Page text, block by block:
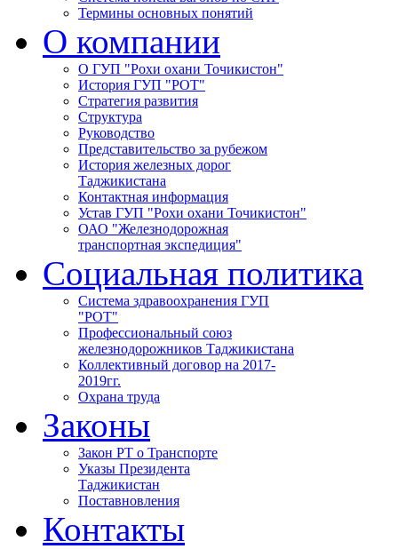
Термины основных понятий
О компании
О ГУП "Рохи охани Точикистон"
История ГУП "РОТ"
Стратегия развития
Структура
Руководство
Представительство за рубежом
История железных дорог
Таджикистана
Контактная информация
Устав ГУП "Рохи охани Точикистон"
ОАО "Железнодорожная
транспортная экспедиция"
Социальная политика
Система здравоохранения ГУП
"РОТ"
Профессиональный союз
железнодорожников Таджикистана
Коллективный договор на 2017-
2019гг.
Охрана труда
Законы
Закон РТ о Транспорте
Указы Президента
Таджикистан
Поставновления
Контакты